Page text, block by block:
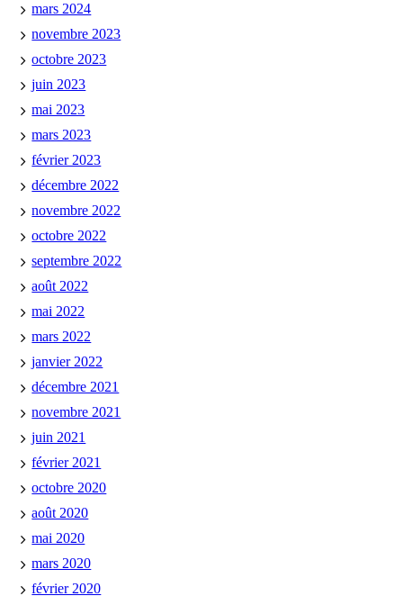
mars 2024
novembre 2023
octobre 2023
juin 2023
mai 2023
mars 2023
février 2023
décembre 2022
novembre 2022
octobre 2022
septembre 2022
août 2022
mai 2022
mars 2022
janvier 2022
décembre 2021
novembre 2021
juin 2021
février 2021
octobre 2020
août 2020
mai 2020
mars 2020
février 2020